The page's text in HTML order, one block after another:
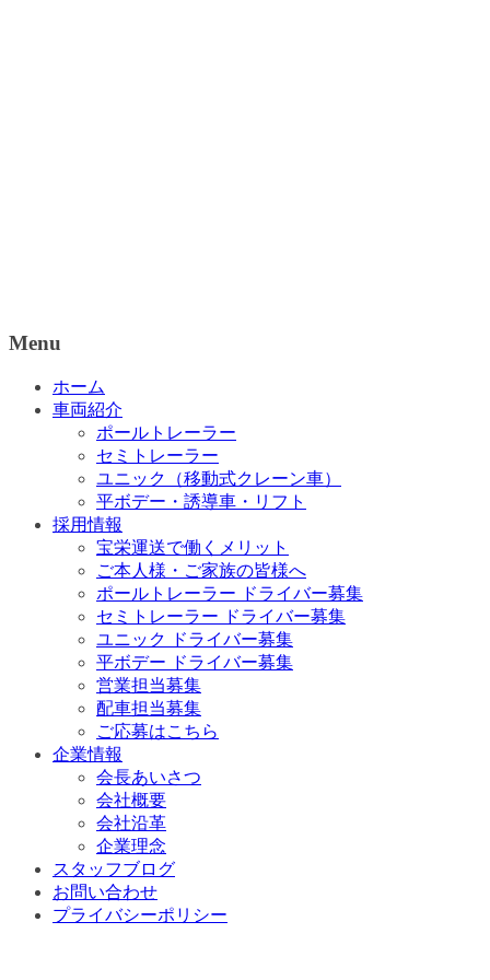
Menu
ホーム
車両紹介
ポールトレーラー
セミトレーラー
ユニック（移動式クレーン車）
平ボデー・誘導車・リフト
採用情報
宝栄運送で働くメリット
ご本人様・ご家族の皆様へ
ポールトレーラー ドライバー募集
セミトレーラー ドライバー募集
ユニック ドライバー募集
平ボデー ドライバー募集
営業担当募集
配車担当募集
ご応募はこちら
企業情報
会長あいさつ
会社概要
会社沿革
企業理念
スタッフブログ
お問い合わせ
プライバシーポリシー